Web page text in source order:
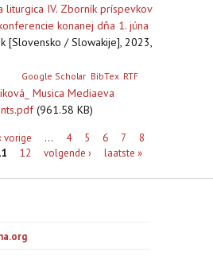
liturgica IV. Zborník príspevkov
konanej dňa 1. júna
[Slovensko / Slowakije], 2023,
Google Scholar BibTex RTF
Musica Mediaeva
(961.58 KB)
vorige … 4 5 6 7
8
12 volgende › laatste »